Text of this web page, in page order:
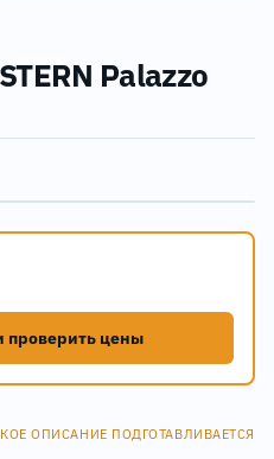
Palazzo
проверить цены
ОПИСАНИЕ ПОДГОТАВЛИВАЕТСЯ